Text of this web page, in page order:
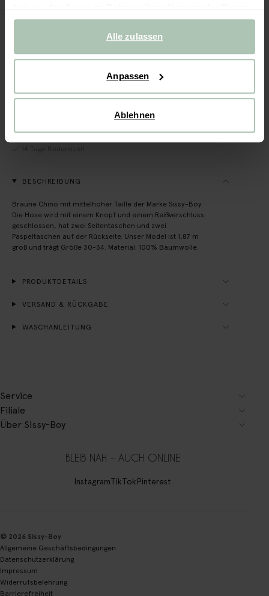
haben oder die sie im Rahmen Ihrer Nutzung der Dienste
gesammelt haben.
Alle zulassen
Anpassen
Ablehnen
29-32 30-32 30-34 31-32 31-34 32-32
33-34 34-32
Rechnungskauf möglich
BESCHREIBUNG
Braune Chino mit mittelhoher Taille der Marke Sissy-Boy.
Die Hose wird mit einem Knopf und einem Reißverschluss
geschlossen, hat zwei Seitentaschen und zwei
Paspeltaschen auf der Rückseite. Unser Model ist 1,87 m
groß und trägt Größe 30-34. Material: 100% Baumwolle.
PRODUKTDETAILS
VERSAND & RÜCKGABE
WASCHANLEITUNG
Service
Filiale
Über Sissy-Boy
BLEIB NAH – AUCH ONLINE
InstagramTikTokPinterest
© 2026 Sissy-Boy
Allgemeine Geschäftsbedingungen
Datenschutzerklärung
Impressum
Widerrufsbelehrung
Barrierefreiheit